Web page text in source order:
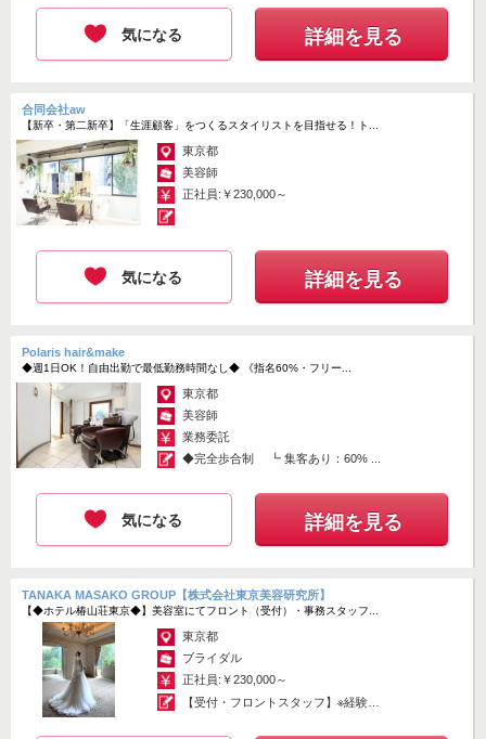
気になる 詳細を見る
合同会社aw
【新卒・第二新卒】「生涯顧客」をつくるスタイリストを目指せる！ト...
東京都
美容師
正社員:￥230,000～
気になる 詳細を見る
Polaris hair&make
◆週1日OK！自由出勤で最低勤務時間なし◆ 《指名60%・フリー...
東京都
美容師
業務委託
◆完全歩合制 ┗ 集客あり：60% ...
気になる 詳細を見る
TANAKA MASAKO GROUP【株式会社東京美容研究所】
【◆ホテル椿山荘東京◆】美容室にてフロント（受付）・事務スタッフ...
東京都
ブライダル
正社員:￥230,000～